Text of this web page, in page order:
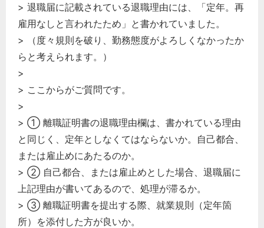
> 退職届に記載されている退職理由には、「定年。再
雇用なしと言われたため」と書かれていました。
> （度々規則を破り、勤務態度がよろしくなかったか
らと考えられます。）
>
> ここからがご質問です。
>
> ① 離職証明書の退職理由欄は、書かれている理由
と同じく、定年としなくてはならないか。自己都合、
または雇止めにあたるのか。
> ② 自己都合、または雇止めとした場合、退職届に
上記理由が書いてあるので、処理が滞るか。
> ③ 離職証明書を提出する際、就業規則（定年箇
所）を添付した方が良いか。